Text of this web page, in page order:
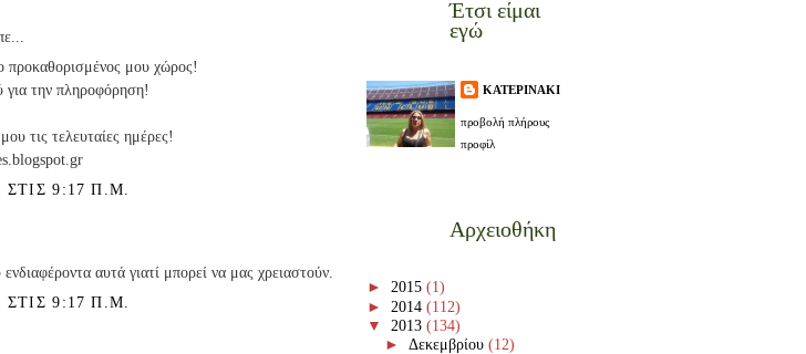
προκαθορισμένος μου χώρος!
την πληροφόρηση!
τις τελευταίες ημέρες!
ΣΤΙΣ 9:17 Π.Μ.
αυτά γιατί μπορεί να μας χρειαστούν.
ΣΤΙΣ 9:17 Π.Μ.
Έτσι είμαι
εγώ
ΚΑΤΕΡΙΝΑΚΙ
προβολή πλήρους
προφίλ
Αρχειοθήκη
► 2015 (1)
► 2014 (112)
▼ 2013 (134)
►Δεκεμβρίου(12)